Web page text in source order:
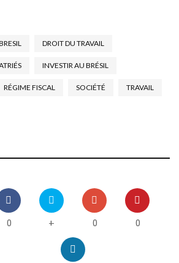
DROIT DU TRAVAIL
INVESTIR AU BRÉSIL
RÉGIME FISCAL SOCIÉTÉ TRAVAIL
0 + 0 0